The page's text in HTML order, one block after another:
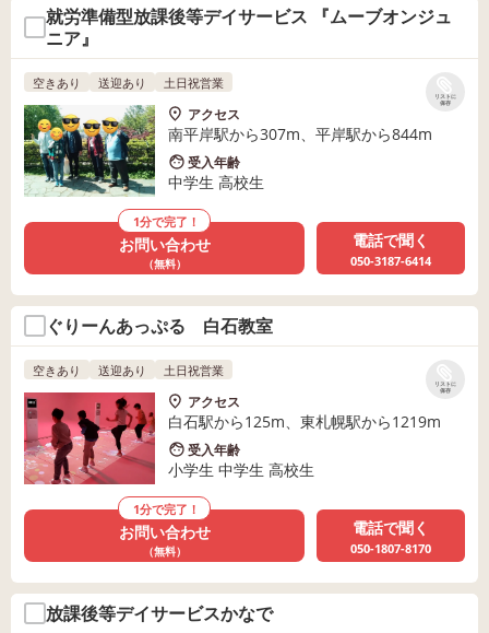
就労準備型放課後等デイサービス 『ムーブオンジュ
ニア』
リストに
保存
空きあり 送迎あり 土日祝営業
アクセス
南平岸駅から307m、平岸駅から844m
受入年齢
中学生 高校生
1分で完了！
お問い合わせ
（無料）
電話で聞く
050-3187-6414
ぐりーんあっぷる 白石教室
リストに
保存
空きあり 送迎あり 土日祝営業
アクセス
白石駅から125m、東札幌駅から1219m
受入年齢
小学生 中学生 高校生
1分で完了！
お問い合わせ
（無料）
電話で聞く
050-1807-8170
放課後等デイサービスかなで